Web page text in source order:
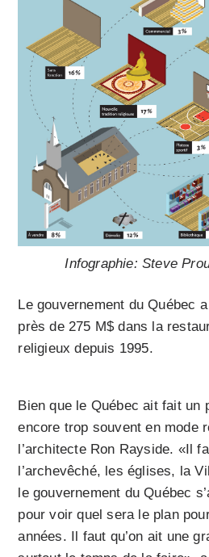
Infographie: Steve
Le gouvernement du Québec
près de 275 M$ dans la
religieux depuis 1995.
Bien que le Québec ait fait un
encore trop souvent en mode
l’architecte Ron Rayside. «Il
l’archevêché, les églises, la
le gouvernement du Québec
pour voir quel sera le plan
années. Il faut qu’on ait une